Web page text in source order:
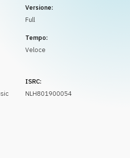
Versione:
Full
Tempo:
Veloce
ISRC:
NLH801900054